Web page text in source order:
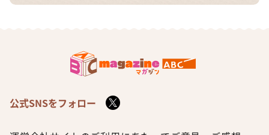
公式SNSをフォロー